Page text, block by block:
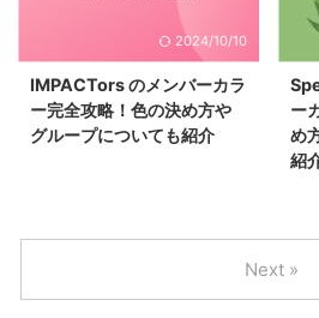
2024/10/10
IMPACTors のメンバーカラ
ー完全攻略！色の決め方や
グループについても紹介
ー
め
紹
Next »